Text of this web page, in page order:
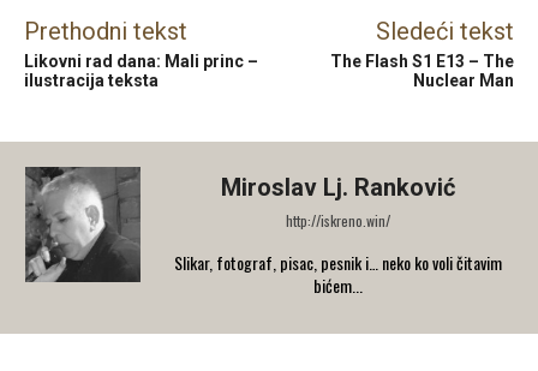
Prethodni tekst
Likovni rad dana: Mali princ –
ilustracija teksta
Sledeći tekst
The Flash S1 E13 – The
Nuclear Man
Miroslav Lj. Ranković
http://iskreno.win/
Slikar, fotograf, pisac, pesnik i… neko ko voli čitavim
bićem...